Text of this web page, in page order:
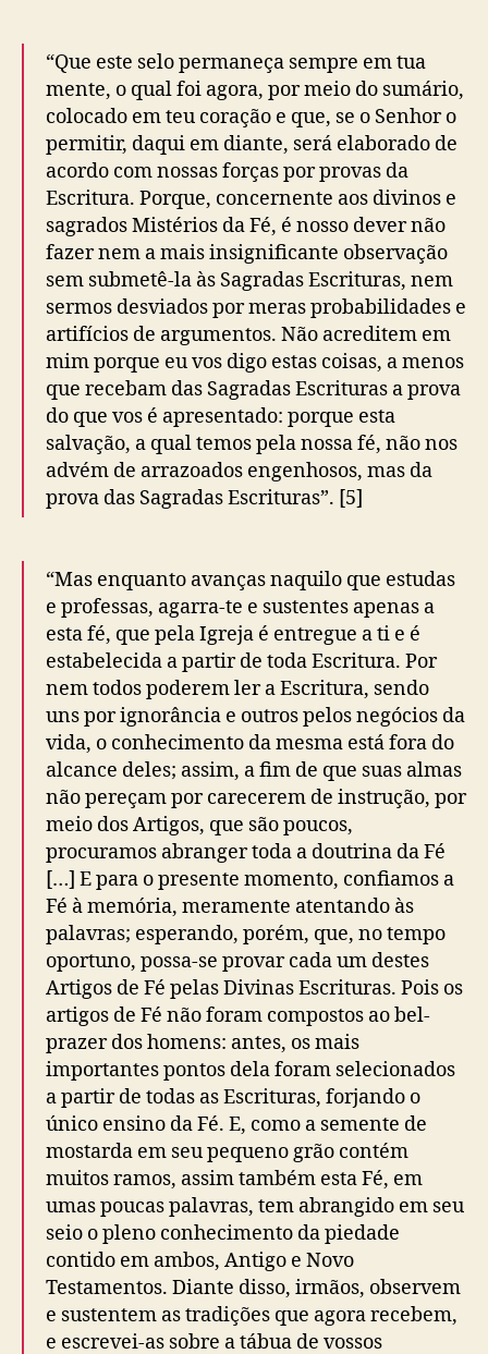
“Que este selo permaneça sempre em tua
mente, o qual foi agora, por meio do sumário,
colocado em teu coração e que, se o Senhor o
permitir, daqui em diante, será elaborado de
acordo com nossas forças por provas da
Escritura. Porque, concernente aos divinos e
sagrados Mistérios da Fé, é nosso dever não
fazer nem a mais insignificante observação
sem submetê-la às Sagradas Escrituras, nem
sermos desviados por meras probabilidades e
artifícios de argumentos. Não acreditem em
mim porque eu vos digo estas coisas, a menos
que recebam das Sagradas Escrituras a prova
do que vos é apresentado: porque esta
salvação, a qual temos pela nossa fé, não nos
advém de arrazoados engenhosos, mas da
prova das Sagradas Escrituras”. [5]
“Mas enquanto avanças naquilo que estudas
e professas, agarra-te e sustentes apenas a
esta fé, que pela Igreja é entregue a ti e é
estabelecida a partir de toda Escritura. Por
nem todos poderem ler a Escritura, sendo
uns por ignorância e outros pelos negócios da
vida, o conhecimento da mesma está fora do
alcance deles; assim, a fim de que suas almas
não pereçam por carecerem de instrução, por
meio dos Artigos, que são poucos,
procuramos abranger toda a doutrina da Fé
[…] E para o presente momento, confiamos a
Fé à memória, meramente atentando às
palavras; esperando, porém, que, no tempo
oportuno, possa-se provar cada um destes
Artigos de Fé pelas Divinas Escrituras. Pois os
artigos de Fé não foram compostos ao bel-
prazer dos homens: antes, os mais
importantes pontos dela foram selecionados
a partir de todas as Escrituras, forjando o
único ensino da Fé. E, como a semente de
mostarda em seu pequeno grão contém
muitos ramos, assim também esta Fé, em
umas poucas palavras, tem abrangido em seu
seio o pleno conhecimento da piedade
contido em ambos, Antigo e Novo
Testamentos. Diante disso, irmãos, observem
e sustentem as tradições que agora recebem,
e escrevei-as sobre a tábua de vossos